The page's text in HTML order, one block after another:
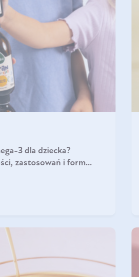
3 dla dziecka?
zastosowań i form